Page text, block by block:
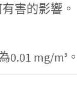
害的影響。
0.01 mg/m3 。